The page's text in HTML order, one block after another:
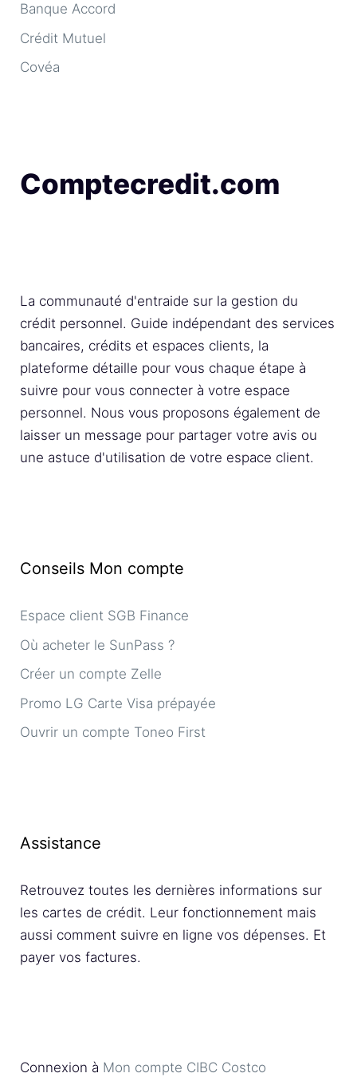
Banque Accord
Crédit Mutuel
Covéa
Comptecredit.com
La communauté d'entraide sur la gestion du
crédit personnel. Guide indépendant des services
bancaires, crédits et espaces clients, la
plateforme détaille pour vous chaque étape à
suivre pour vous connecter à votre espace
personnel. Nous vous proposons également de
laisser un message pour partager votre avis ou
une astuce d'utilisation de votre espace client.
Conseils Mon compte
Espace client SGB Finance
Où acheter le SunPass ?
Créer un compte Zelle
Promo LG Carte Visa prépayée
Ouvrir un compte Toneo First
Assistance
Retrouvez toutes les dernières informations sur
les cartes de crédit. Leur fonctionnement mais
aussi comment suivre en ligne vos dépenses. Et
payer vos factures.
Connexion à Mon compte CIBC Costco